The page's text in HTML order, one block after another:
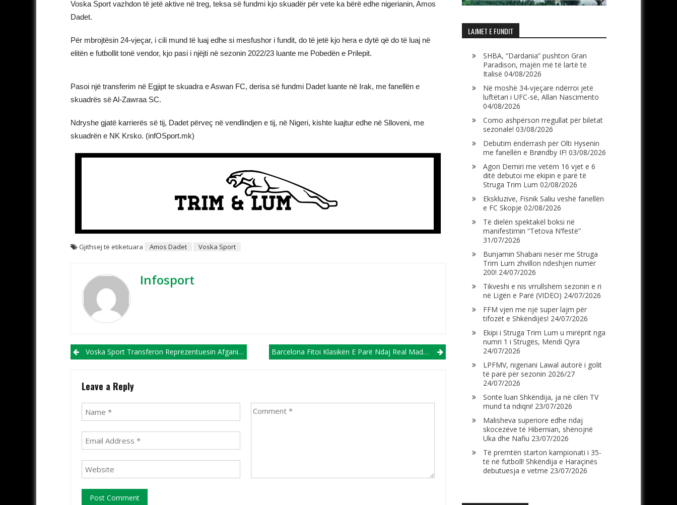
Voska Sport vazhdon të jetë aktive në treg, teksa së fundmi kjo skuadër për vete ka bërë edhe nigerianin, Amos
Dadet.
Për mbrojtësin 24-vjeçar, i cili mund të luaj edhe si mesfushor i fundit, do të jetë kjo hera e dytë që do të luaj në
elitën e futbollit tonë vendor, kjo pasi i njëjti në sezonin 2022/23 luante me Pobedën e Prilepit.
Pasoi një transferim në Egjipt te skuadra e Aswan FC, derisa së fundmi Dadet luante në Irak, me fanellën e
skuadrës së Al-Zawraa SC.
Ndryshe gjatë karrierës së tij, Dadet përveç në vendlindjen e tij, në Nigeri, kishte luajtur edhe në Slloveni, me
skuadrën e NK Krsko. (infOSport.mk)
Gjithsej të etiketuara Amos Dadet Voska Sport
Infosport
Post navigation
Voska Sport Transferon Reprezentuesin Afganistanez, Habibulla Askar Barcelona Fitoi Klasikën E Parë Ndaj Real Madridit Në SHBA (VIDEO)
Leave a Reply
LAJMET E FUNDIT
SHBA, “Dardania” pushton Gran
Paradison, majën më të lartë të
Italisë 04/08/2026
Në moshë 34-vjeçare ndërroi jetë
luftëtari i UFC-së, Allan Nascimento
04/08/2026
Como ashpërson rregullat për biletat
sezonale! 03/08/2026
Debutim ëndërrash për Olti Hysenin
me fanellën e Brøndby IF! 03/08/2026
Agon Demiri me vetëm 16 vjet e 6
ditë debutoi me ekipin e parë të
Struga Trim Lum 02/08/2026
Ekskluzive, Fisnik Saliu veshë fanellën
e FC Skopje 02/08/2026
Të dielën spektakël boksi në
manifestimin “Tetova N’festë”
31/07/2026
Bunjamin Shabani nesër me Struga
Trim Lum zhvillon ndeshjen numër
200! 24/07/2026
Tikveshi e nis vrrullshëm sezonin e ri
në Ligën e Parë (VIDEO) 24/07/2026
FFM vjen me një super lajm për
tifozët e Shkëndijës! 24/07/2026
Ekipi i Struga Trim Lum u mirëprit nga
numri 1 i Strugës, Mendi Qyra
24/07/2026
LPFMV, nigeriani Lawal autorë i golit
të parë për sezonin 2026/27
24/07/2026
Sonte luan Shkëndija, ja në cilën TV
mund ta ndiqni! 23/07/2026
Malisheva superiore edhe ndaj
skocezëve të Hibernian, shënojnë
Uka dhe Nafiu 23/07/2026
Të premtën starton kampionati i 35-
të në futboll! Shkëndija e Haraçinës
debutuesja e vetme 23/07/2026